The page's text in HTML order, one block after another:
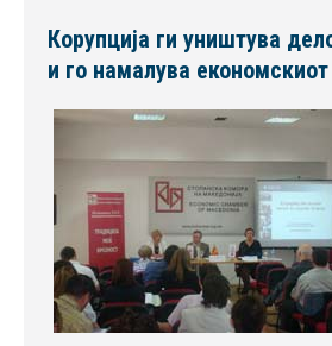
Корупција ги уништува
и го намалува